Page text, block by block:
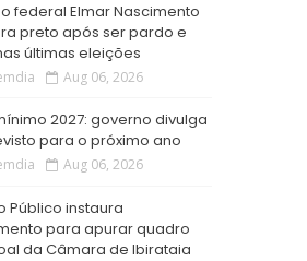
federal Elmar Nascimento
preto após ser pardo e
últimas eleições
Aug 06, 2026
2027: governo divulga
para o próximo ano
Aug 06, 2026
Público instaura
para apurar quadro
da Câmara de Ibirataia